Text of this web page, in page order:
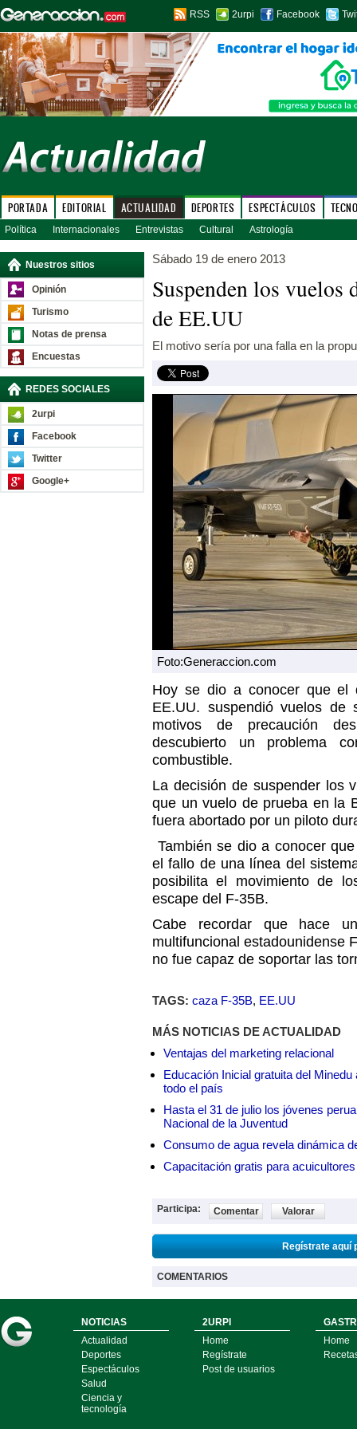
RSS 2urpi Facebook
PORTADA EDITORIAL ACTUALIDAD DEPORTES ESPECTÁCULOS
Política Internacionales Entrevistas Cultural Astrología
Nuestros sitios
Opinión
Turismo
Notas de prensa
Encuestas
REDES SOCIALES
2urpi
Facebook
Twitter
Google+
Sábado 19 de enero 2013
Suspenden los vuelos
de EE.UU
El motivo sería por una falla en la
Foto:Generaccion.com
Hoy se dio a conocer que el
EE.UU. suspendió vuelos de
motivos de precaución
descubierto un problema
combustible.
La decisión de suspender los
que un vuelo de prueba en la
fuera abortado por un piloto
También se dio a conocer
el fallo de una línea del
posibilita el movimiento de
escape del F-35B.
Cabe recordar que hace
multifuncional estadounidense
no fue capaz de soportar las
TAGS: caza F-35B, EE.UU
MÁS NOTICIAS DE ACTUALIDAD
Ventajas del marketing relacional
Educación Inicial gratuita del
todo el país
Hasta el 31 de julio los jóvenes
Nacional de la Juventud
Consumo de agua revela dinámica
Capacitación gratis para
Participa: Comentar Valorar
Regístrate aquí
COMENTARIOS
NOTICIAS
Actualidad
Deportes
Espectáculos
Salud
Ciencia y
tecnología
2URPI
Home
Regístrate
Post de usuarios
Home